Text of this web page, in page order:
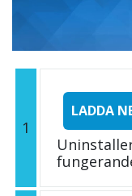
1
LADDA